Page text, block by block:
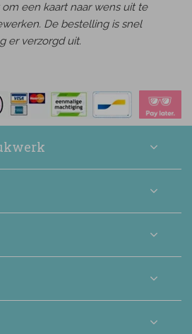
een kaart naar wens uit te
De bestelling is snel
er verzorgd uit.